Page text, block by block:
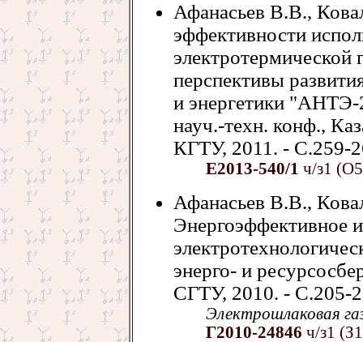
Афанасьев В.В.,
эффективности
перспективы
и энергетики
науч.-техн. конф.,
КГТУ, 2011. - С.259-
Е2013-540/1 ч/з1
Афанасьев В.В.,
Энергоэффективное
энерго- и
СГТУ, 2010. - С.205-
Электрошлаковая
Г2010-24846 ч/з1